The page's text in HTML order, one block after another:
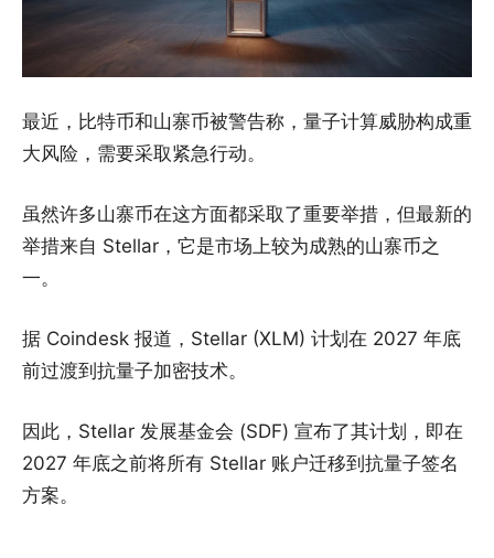
最近，比特币和山寨币被警告称，量子计算威胁构成重
大风险，需要采取紧急行动。
虽然许多山寨币在这方面都采取了重要举措，但最新的
举措来自 Stellar，它是市场上较为成熟的山寨币之
一。
据 Coindesk 报道，Stellar (XLM) 计划在 2027 年底
前过渡到抗量子加密技术。
因此，Stellar 发展基金会 (SDF) 宣布了其计划，即在
2027 年底之前将所有 Stellar 账户迁移到抗量子签名
方案。